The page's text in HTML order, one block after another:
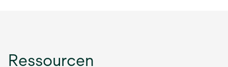
Ressourcen